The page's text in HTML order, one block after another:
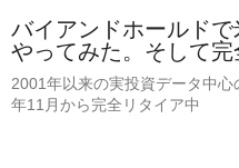
バイアンドホールド
やってみた。そして
2001年以来の実投資データ中
年11月から完全リタイア中